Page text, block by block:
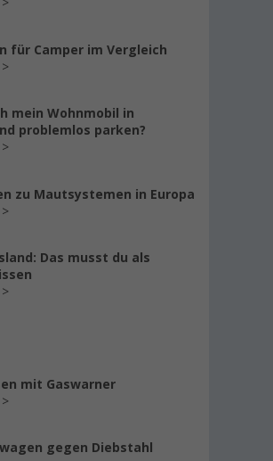
für Camper im Vergleich
mein Wohnmobil in
problemlos parken?
zu Mautsystemen in Europa
Das musst du als
mit Gaswarner
gegen Diebstahl